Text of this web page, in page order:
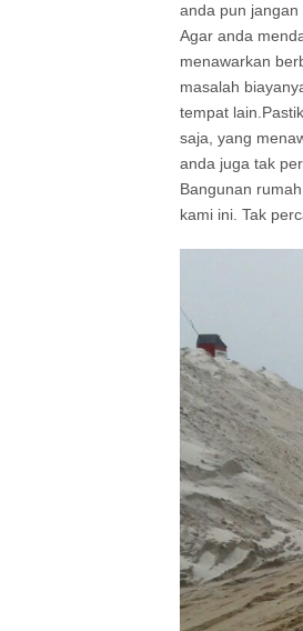
anda pun
Agar anda
menawarkan
masalah
tempat
saja, yang
anda juga tak
Bangunan
kami ini. Tak